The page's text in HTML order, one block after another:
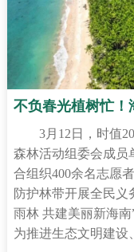
不负春光植树忙！
3月12日，时值
森林活动组委会成员
合组织400余名志愿
防护林带开展全民义
雨林 共建美丽新海南
为推进生态文明建